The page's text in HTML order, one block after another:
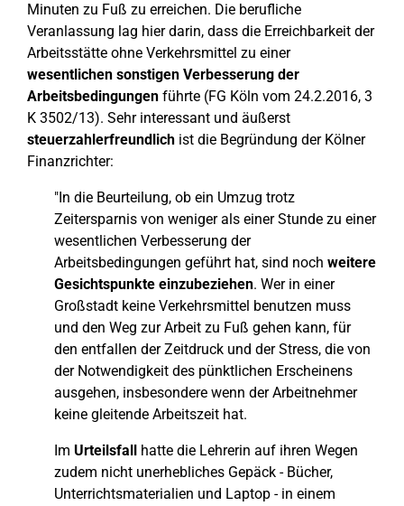
Minuten zu Fuß zu erreichen. Die berufliche
Veranlassung lag hier darin, dass die Erreichbarkeit der
Arbeitsstätte ohne Verkehrsmittel zu einer
wesentlichen sonstigen Verbesserung der
Arbeitsbedingungen führte (FG Köln vom 24.2.2016, 3
K 3502/13). Sehr interessant und äußerst
steuerzahlerfreundlich ist die Begründung der Kölner
Finanzrichter:
"In die Beurteilung, ob ein Umzug trotz
Zeitersparnis von weniger als einer Stunde zu einer
wesentlichen Verbesserung der
Arbeitsbedingungen geführt hat, sind noch weitere
Gesichtspunkte einzubeziehen. Wer in einer
Großstadt keine Verkehrsmittel benutzen muss
und den Weg zur Arbeit zu Fuß gehen kann, für
den entfallen der Zeitdruck und der Stress, die von
der Notwendigkeit des pünktlichen Erscheinens
ausgehen, insbesondere wenn der Arbeitnehmer
keine gleitende Arbeitszeit hat.
Im Urteilsfall hatte die Lehrerin auf ihren Wegen
zudem nicht unerhebliches Gepäck - Bücher,
Unterrichtsmaterialien und Laptop - in einem